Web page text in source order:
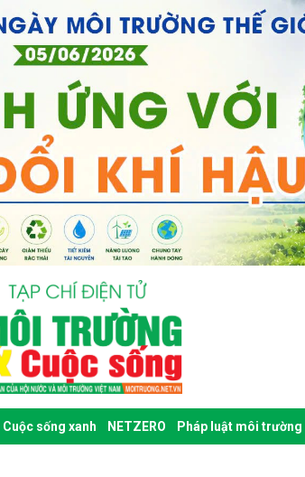
Cuộc sống xanh NETZERO Pháp luật môi trường